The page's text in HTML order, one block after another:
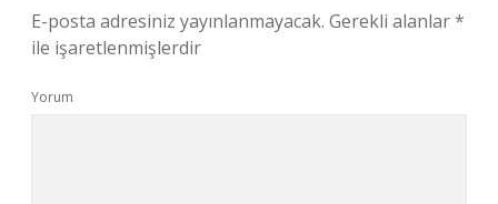
E-posta adresiniz yayınlanmayacak. Gerekli alanlar*
ile işaretlenmişlerdir
Yorum